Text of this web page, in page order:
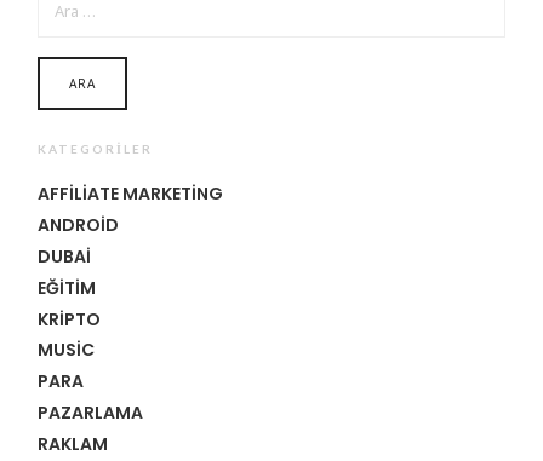
KATEGORILER
AFFILIATE MARKETING
ANDROID
DUBAI
EĞITIM
KRIPTO
MUSIC
PARA
PAZARLAMA
RAKLAM